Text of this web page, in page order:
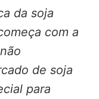
da soja
com a
de soja
para